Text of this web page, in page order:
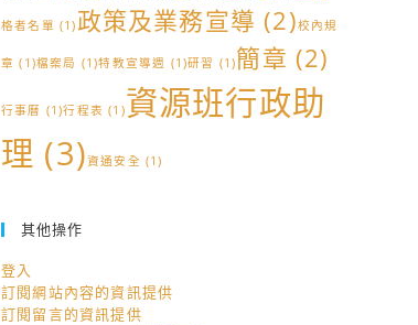
格者名單 (1)政策及業務宣導 (2)校內規
章 (1)檔案局 (1)特教宣導週 (1)研習 (1)簡章 (2)
行事曆 (1)行程表 (1)資源班行政助
理 (3)資通安全 (1)
其他操作
登入
訂閱網站內容的資訊提供
訂閱留言的資訊提供